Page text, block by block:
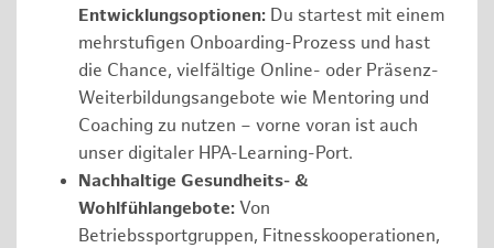
Entwicklungsoptionen: Du startest mit einem
mehrstufigen Onboarding-Prozess und hast
die Chance, vielfältige Online- oder Präsenz-
Weiterbildungsangebote wie Mentoring und
Coaching zu nutzen – vorne voran ist auch
unser digitaler HPA-Learning-Port.
Nachhaltige Gesundheits- &
Wohlfühlangebote: Von
Betriebssportgruppen, Fitnesskooperationen,